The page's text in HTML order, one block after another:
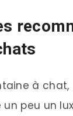
à
peu un